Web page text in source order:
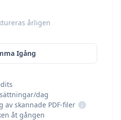
årligen
Igång
dag
av skannade PDF-filer
i
åt gången